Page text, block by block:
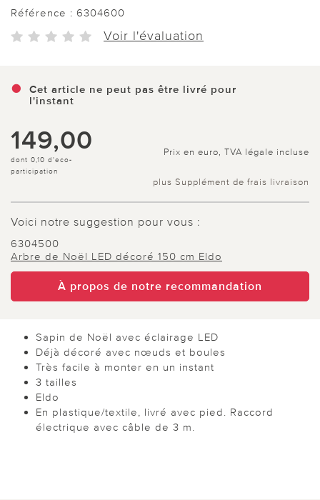
Référence : 6304600
Voir l'évaluation
Cet article ne peut pas être livré pour
l'instant
149,00
dont 0,10 d'eco-
participation
Prix en euro, TVA légale incluse
plus Supplément de frais livraison
Voici notre suggestion pour vous :
6304500
Arbre de Noël LED décoré 150 cm Eldo
À propos de notre recommandation
Sapin de Noël avec éclairage LED
Déjà décoré avec nœuds et boules
Très facile à monter en un instant
3 tailles
Eldo
En plastique/textile, livré avec pied. Raccord
électrique avec câble de 3 m.